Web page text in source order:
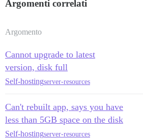
Argomenti correlati
Argomento
Cannot upgrade to latest
version, disk full
Self-hostingserver-resources
Can't rebuilt app, says you have
less than 5GB space on the disk
Self-hostingserver-resources